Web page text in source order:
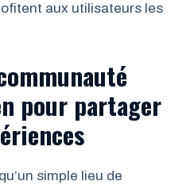
aux utilisateurs les
pour partager
simple lieu de